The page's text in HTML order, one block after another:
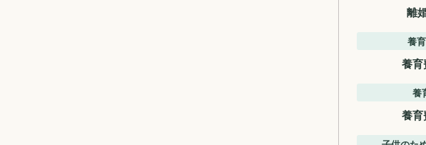
離
養
養
養
養育